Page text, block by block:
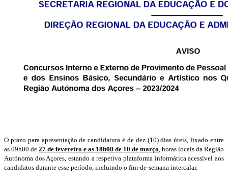
O prazo para apresentação de candidatura é de dez (10) dias úteis, fixado entre
as 09h00 de 27 de fevereiro e as 18h00 de 10 de março, horas locais da Região
Autónoma dos Açores, estando a respetiva plataforma informática acessível aos
candidatos durante esse período, incluindo o fim-de-semana intercalar.